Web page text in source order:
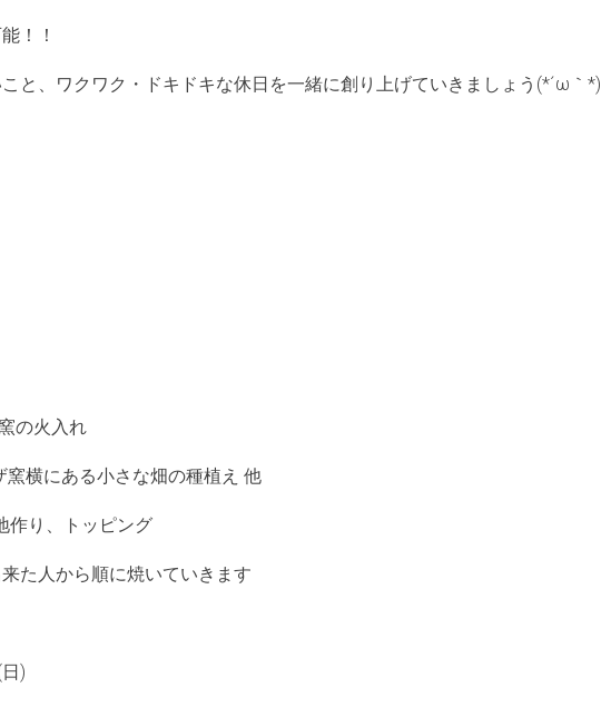
！！
と、ワクワク・ドキドキな休日を一緒に創り上げていきましょう(*´ω｀*)
の火入れ
横にある小さな畑の種植え 他
り、トッピング
た人から順に焼いていきます
)